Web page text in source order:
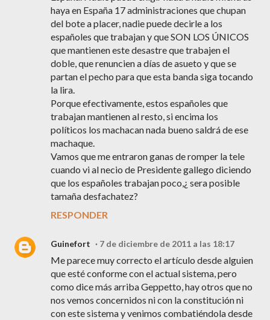
haya en España 17 administraciones que chupan
del bote a placer, nadie puede decirle a los
españoles que trabajan y que SON LOS ÚNICOS
que mantienen este desastre que trabajen el
doble, que renuncien a días de asueto y que se
partan el pecho para que esta banda siga tocando
la lira.
Porque efectivamente, estos españoles que
trabajan mantienen al resto, si encima los
políticos los machacan nada bueno saldrá de ese
machaque.
Vamos que me entraron ganas de romper la tele
cuando vi al necio de Presidente gallego diciendo
que los españoles trabajan poco,¿ sera posible
tamaña desfachatez?
RESPONDER
Guinefort 7 de diciembre de 2011 a las 18:17
Me parece muy correcto el artículo desde alguien
que esté conforme con el actual sistema, pero
como dice más arriba Geppetto, hay otros que no
nos vemos concernidos ni con la constitución ni
con este sistema y venimos combatiéndola desde